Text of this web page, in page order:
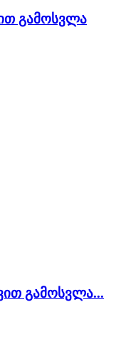
გამოსვლა
გამოსვლა...